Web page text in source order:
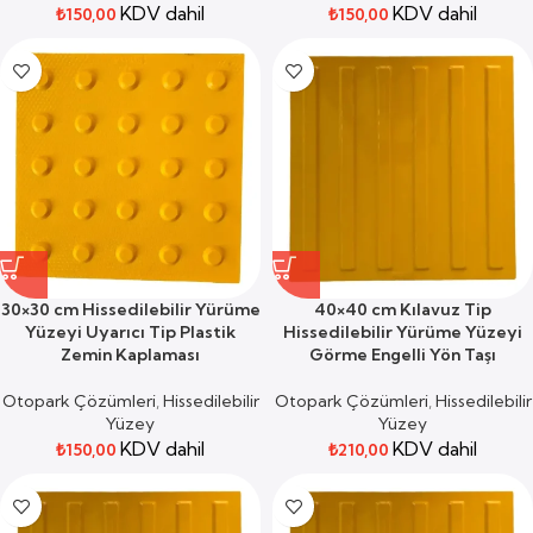
₺150,00 KDV dahil
₺150,00 KDV dahil
30×30 cm Hissedilebilir Yürüme
Yüzeyi Uyarıcı Tip Plastik
Zemin Kaplaması
Otopark Çözümleri,Hissedilebilir
Yüzey
₺150,00 KDV dahil
40×40 cm Kılavuz Tip
Hissedilebilir Yürüme Yüzeyi
Görme Engelli Yön Taşı
Otopark Çözümleri,Hissedilebilir
Yüzey
₺210,00 KDV dahil